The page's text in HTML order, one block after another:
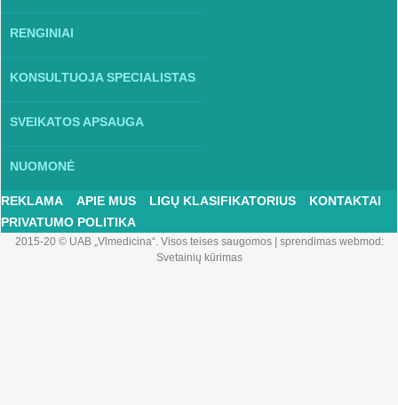
RENGINIAI
KONSULTUOJA SPECIALISTAS
SVEIKATOS APSAUGA
NUOMONĖ
REKLAMA APIE MUS LIGŲ KLASIFIKATORIUS
KONTAKTAI
PRIVATUMO POLITIKA
2015-20 © UAB „Vlmedicina“. Visos teises saugomos| sprendimas webmod:
Svetainių kūrimas